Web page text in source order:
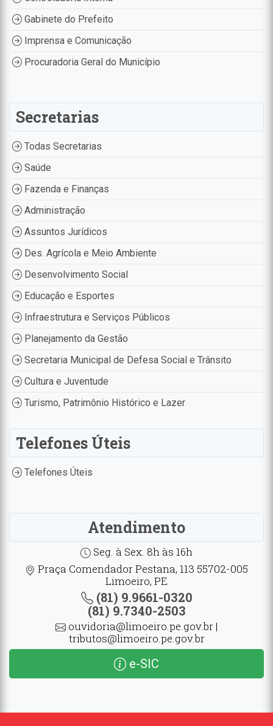
Gabinete do Prefeito
Imprensa e Comunicação
Procuradoria Geral do Município
Secretarias
Todas Secretarias
Saúde
Fazenda e Finanças
Administração
Assuntos Jurídicos
Des. Agrícola e Meio Ambiente
Desenvolvimento Social
Educação e Esportes
Infraestrutura e Serviços Públicos
Planejamento da Gestão
Secretaria Municipal de Defesa Social e Trânsito
Cultura e Juventude
Turismo, Patrimônio Histórico e Lazer
Telefones Úteis
Telefones Úteis
Atendimento
Seg. à Sex. 8h às 16h
Praça Comendador Pestana, 113 55702-005
Limoeiro, PE
(81) 9.9661-0320
(81) 9.7340-2503
ouvidoria@limoeiro.pe.gov.br |
tributos@limoeiro.pe.gov.br
e-SIC